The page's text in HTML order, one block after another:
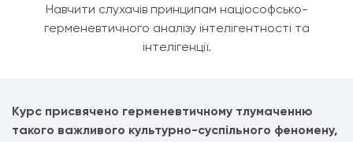
Навчити слухачів принципам націософсько-
герменевтичного аналізу інтелігентності та
інтелігенції.
Курс присвячено герменевтичному тлумаченню
такого важливого культурно-суспільного феномену,